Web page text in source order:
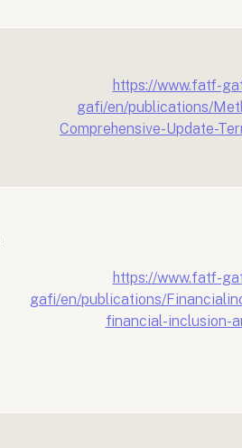
https://www.fatf-
gafi/en/publications/
Comprehensive-Update-
https://www.fatf-
gafi/en/publications/
financial-inclusion-